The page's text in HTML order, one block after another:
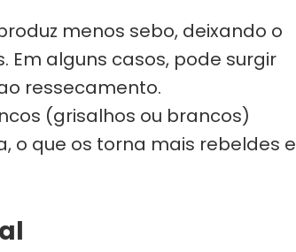
menos sebo, deixando o
Em alguns casos, pode surgir
ressecamento.
(grisalhos ou brancos)
o que os torna mais rebeldes e